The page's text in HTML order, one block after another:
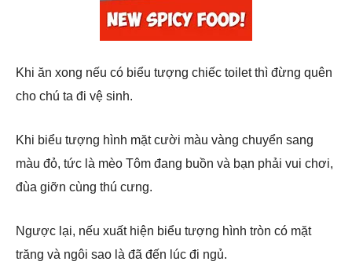
Khi ăn xong nếu có biểu tượng chiếc toilet thì đừng quên
cho chú ta đi vệ sinh.
Khi biểu tượng hình mặt cười màu vàng chuyển sang
màu đỏ, tức là mèo Tôm đang buồn và bạn phải vui chơi,
đùa giỡn cùng thú cưng.
Ngược lại, nếu xuất hiện biểu tượng hình tròn có mặt
trăng và ngôi sao là đã đến lúc đi ngủ.